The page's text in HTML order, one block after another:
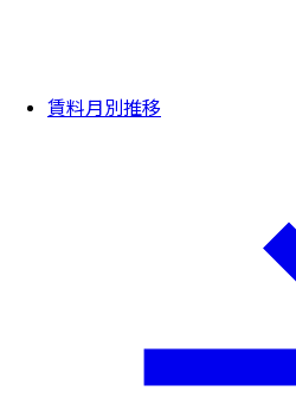
賃料月別推移